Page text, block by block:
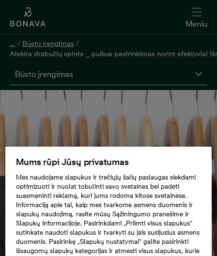
Meniu
... / Būsto įrengimas /
Atskira drabužių spinta ⎯ puikus pasirinkimas norint efektyviai
Būsto įrengimas
Mums rūpi Jūsų privatumas
Mes naudojame slapukus ir trečiųjų šalių paslaugas siekdami
optimizuoti ir nuolat tobulinti savo svetaines bei padėti
suasmeninti reklamą, kuri jums rodoma kitose svetainėse.
Informaciją apie tai, kaip mes tvarkome asmens duomenis ir
slapukų naudojimą, rasite mūsų Sąžiningumo pranešime ir
Slapukų informacijoje. Pasirinkdami „Priimti visus slapukus“
sutinkate naudoti slapukus ir tvarkyti su jais susijusius asmens
duomenis. Pasirinkę „Slapukų nustatymai“ galite pasirinkti
išsaugomų slapukų kategorijas ir atmesti visus slapukus, kurie